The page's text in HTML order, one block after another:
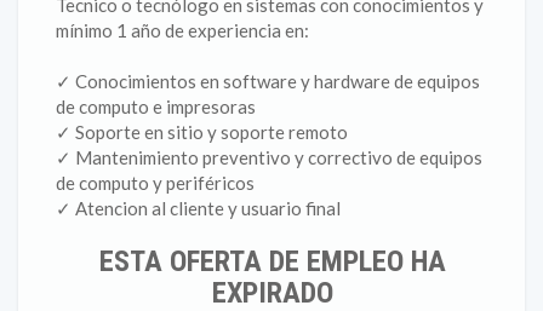
Tecnico o tecnólogo en sistemas con conocimientos y
mínimo 1 año de experiencia en:
✓ Conocimientos en software y hardware de equipos
de computo e impresoras
✓ Soporte en sitio y soporte remoto
✓ Mantenimiento preventivo y correctivo de equipos
de computo y periféricos
✓ Atencion al cliente y usuario final
ESTA OFERTA DE EMPLEO HA
EXPIRADO